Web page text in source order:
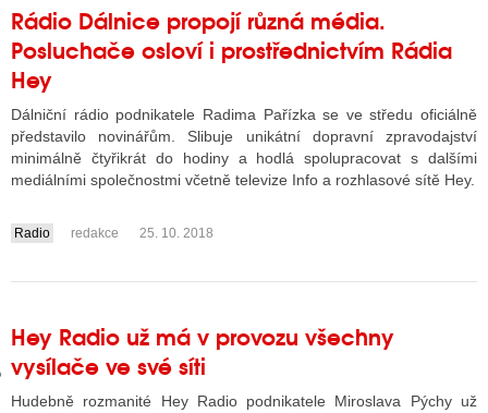
STÁT BLOGEREM
BLOGERA
STARŠÍCH DISKUZÍ
Rádio Dálnice propojí různá média.
Posluchače osloví i prostřednictvím Rádia
Hey
Dálniční rádio podnikatele Radima Pařízka se ve středu oficiálně
představilo novinářům. Slibuje unikátní dopravní zpravodajství
minimálně čtyřikrát do hodiny a hodlá spolupracovat s dalšími
mediálními společnostmi včetně televize Info a rozhlasové sítě Hey.
....
Radio redakce 25. 10. 2018
Hey Radio už má v provozu všechny
vysílače ve své síti
Hudebně rozmanité Hey Radio podnikatele Miroslava Pýchy už